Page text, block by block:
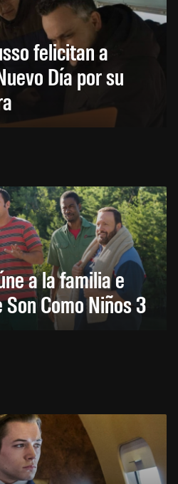
felicitan a
Día por su
a la familia e
Como Niños 3